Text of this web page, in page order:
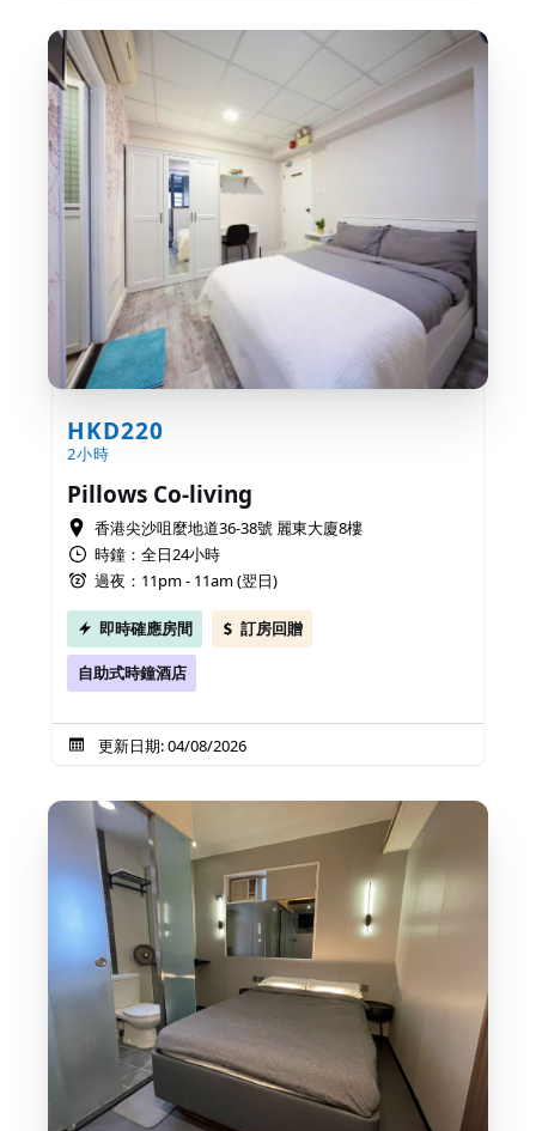
HKD220
2小時
Pillows Co-living
香港尖沙咀麼地道36-38號 麗東大廈8樓
時鐘：全日24小時
過夜：11pm - 11am (翌日)
即時確應房間 訂房回贈
自助式時鐘酒店
更新日期: 04/08/2026